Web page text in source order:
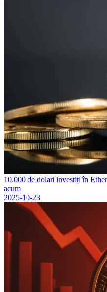
10.000 de dolari investiți în
acum
2025-10-23